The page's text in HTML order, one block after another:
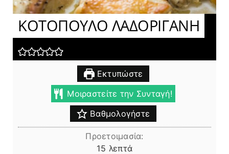
ΚΟΤΟΠΟΥΛΟ ΛΑΔΟΡΙΓΑΝΗ
Εκτυπώστε
Μοιραστείτε την Συνταγή!
Βαθμολογήστε
Προετοιμασία:
15 λεπτά
λεπτά